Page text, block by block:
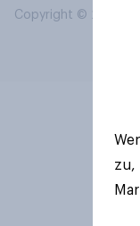
Copyright © 2026
zu,